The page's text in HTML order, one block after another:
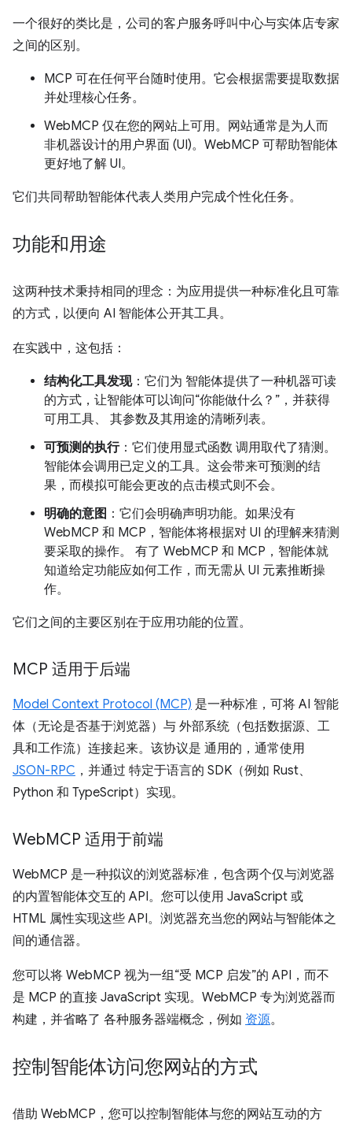
一个很好的类比是，公司的客户服务呼叫中心与实体店专家
之间的区别。
MCP 可在任何平台随时使用。它会根据需要提取数据
并处理核心任务。
WebMCP 仅在您的网站上可用。网站通常是为人而
非机器设计的用户界面 (UI)。WebMCP 可帮助智能体
更好地了解 UI。
它们共同帮助智能体代表人类用户完成个性化任务。
功能和用途
这两种技术秉持相同的理念：为应用提供一种标准化且可靠
的方式，以便向 AI 智能体公开其工具。
在实践中，这包括：
结构化工具发现：它们为 智能体提供了一种机器可读
的方式，让智能体可以询问“你能做什么？”，并获得
可用工具、 其参数及其用途的清晰列表。
可预测的执行：它们使用显式函数 调用取代了猜测。
智能体会调用已定义的工具。这会带来可预测的结
果，而模拟可能会更改的点击模式则不会。
明确的意图 ：它们会明确声明功能。如果没有
WebMCP 和 MCP，智能体将根据对 UI 的理解来猜测
要采取的操作。 有了 WebMCP 和 MCP，智能体就
知道给定功能应如何工作，而无需从 UI 元素推断操
作。
它们之间的主要区别在于应用功能的位置。
MCP 适用于后端
Model Context Protocol (MCP) 是一种标准，可将 AI 智能
体（无论是否基于浏览器）与 外部系统（包括数据源、工
具和工作流）连接起来。该协议是 通用的，通常使用
JSON-RPC ，并通过 特定于语言的 SDK（例如 Rust、
Python 和 TypeScript）实现。
WebMCP 适用于前端
WebMCP 是一种拟议的浏览器标准，包含两个仅与浏览器
的内置智能体交互的 API。您可以使用 JavaScript 或
HTML 属性实现这些 API。浏览器充当您的网站与智能体之
间的通信器。
您可以将 WebMCP 视为一组“受 MCP 启发”的 API，而不
是 MCP 的直接 JavaScript 实现。WebMCP 专为浏览器而
构建，并省略了 各种服务器端概念，例如 资源。
控制智能体访问您网站的方式
借助 WebMCP，您可以控制智能体与您的网站互动的方